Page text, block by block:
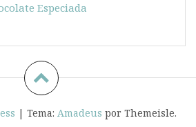
Especiada
| Tema: Amadeus por Themeisle.